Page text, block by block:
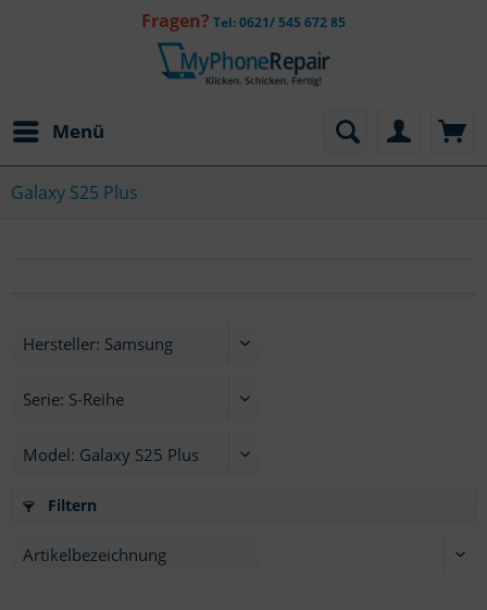
Fragen? Tel: 0621/ 545 672 85
Menü
Galaxy S25 Plus
Filtern